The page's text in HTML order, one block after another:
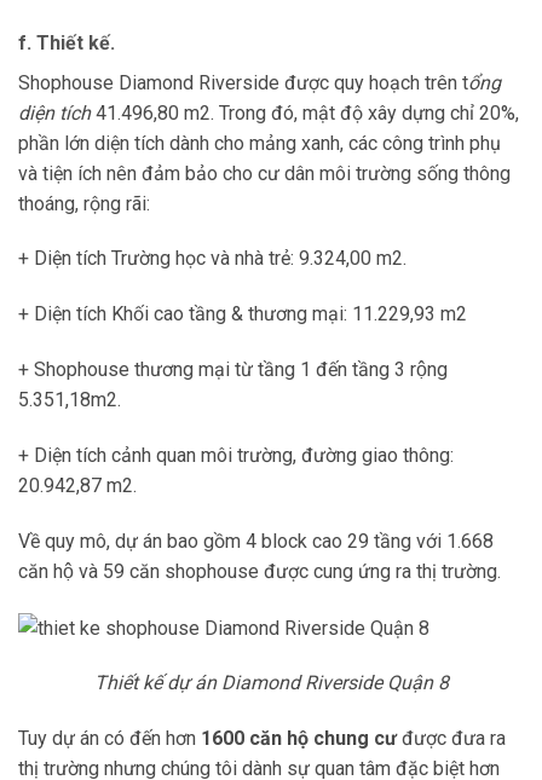
f. Thiết kế.
Shophouse Diamond Riverside được quy hoạch trên tổng
diện tích41.496,80 m2. Trong đó, mật độ xây dựng chỉ 20%,
phần lớn diện tích dành cho mảng xanh, các công trình phụ
và tiện ích nên đảm bảo cho cư dân môi trường sống thông
thoáng, rộng rãi:
+ Diện tích Trường học và nhà trẻ: 9.324,00 m2.
+ Diện tích Khối cao tầng & thương mại: 11.229,93 m2
+ Shophouse thương mại từ tầng 1 đến tầng 3 rộng
5.351,18m2.
+ Diện tích cảnh quan môi trường, đường giao thông:
20.942,87 m2.
Về quy mô, dự án bao gồm 4 block cao 29 tầng với 1.668
căn hộ và 59 căn shophouse được cung ứng ra thị trường.
Thiết kế dự án Diamond Riverside Quận 8
Tuy dự án có đến hơn 1600 căn hộ chung cưđược đưa ra
thị trường nhưng chúng tôi dành sự quan tâm đặc biệt hơn